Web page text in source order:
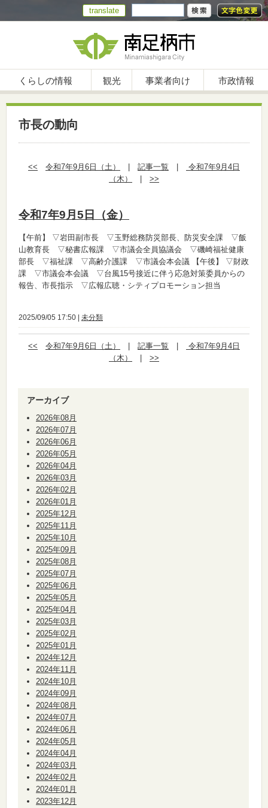
translate
くらしの情報 観光 事業者向け 市政情報
市長の動向
<< 令和7年9月6日（土） 記事一覧
令和7年9月4日
（木）
>>
令和7年9月5日（金）
【午前】
▽岩田副市長 ▽玉野総務防災部長、防災安全課 ▽飯
山教育長 ▽秘書広報課 ▽市議会全員協議会 ▽磯崎福祉健康
部長 ▽福祉課 ▽高齢介護課 ▽市議会本会議 【午後】
▽財政
課 ▽市議会本会議 ▽台風15号接近に伴う応急対策委員からの
報告、市長指示 ▽広報広聴・シティプロモーション担当
2025/09/05 17:50 | 未分類
<< 令和7年9月6日（土） 記事一覧
令和7年9月4日
（木）
>>
アーカイブ
2026年08月
2026年07月
2026年06月
2026年05月
2026年04月
2026年03月
2026年02月
2026年01月
2025年12月
2025年11月
2025年10月
2025年09月
2025年08月
2025年07月
2025年06月
2025年05月
2025年04月
2025年03月
2025年02月
2025年01月
2024年12月
2024年11月
2024年10月
2024年09月
2024年08月
2024年07月
2024年06月
2024年05月
2024年04月
2024年03月
2024年02月
2024年01月
2023年12月